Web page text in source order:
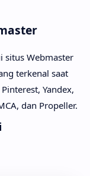
situs Webmaster
terkenal saat
Yandex,
dan Propeller.